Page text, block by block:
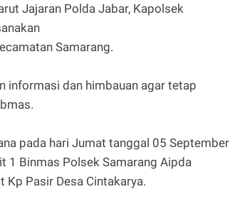
Jajaran Polda Jabar, Kapolsek
Samarang.
informasi dan himbauan agar tetap
pada hari Jumat tanggal 05 September
1 Binmas Polsek Samarang Aipda
Pasir Desa Cintakarya.